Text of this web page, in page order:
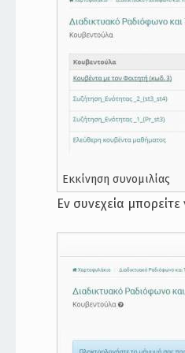
Εκκίνηση συνομιλίας
Εν συνεχεία